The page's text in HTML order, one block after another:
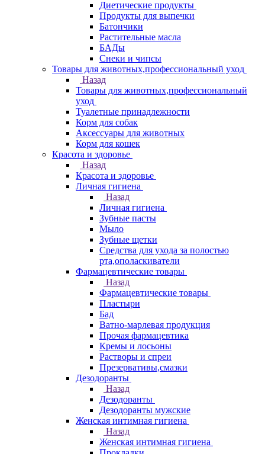
Диетические продукты
Продукты для выпечки
Батончики
Растительные масла
БАДы
Снеки и чипсы
Товары для животных,профессиональный уход
Назад
Товары для животных,профессиональный
уход
Туалетные принадлежности
Корм для собак
Аксессуары для животных
Корм для кошек
Красота и здоровье
Назад
Красота и здоровье
Личная гигиена
Назад
Личная гигиена
Зубные пасты
Мыло
Зубные щетки
Средства для ухода за полостью
рта,ополаскиватели
Фармацевтические товары
Назад
Фармацевтические товары
Пластыри
Бад
Ватно-марлевая продукция
Прочая фармацевтика
Кремы и лосьоны
Растворы и спреи
Презервативы,смазки
Дезодоранты
Назад
Дезодоранты
Дезодоранты мужские
Женская интимная гигиена
Назад
Женская интимная гигиена